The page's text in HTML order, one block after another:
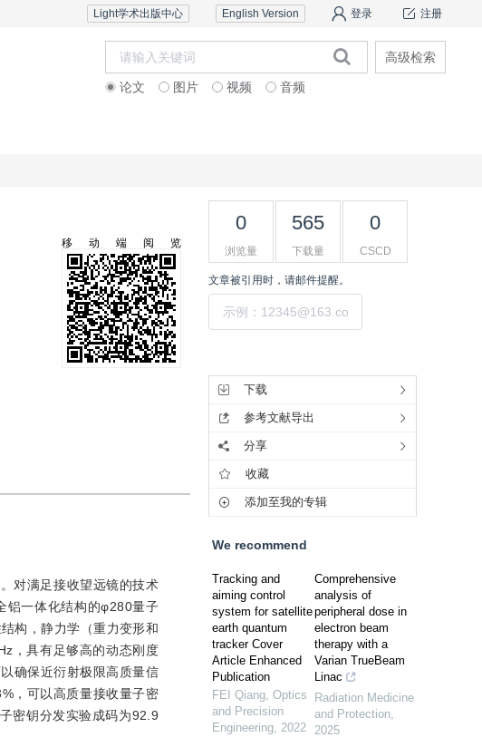
注册
登录
English Version
Light学术出版中心
论文 图片 视频 音频
高级检索
移动端阅览
对满足接收望远镜的技术
铝一体化结构的φ280量子
构，静力学（重力变形和
，具有足够高的动态刚度
确保近衍射极限高质量信
，可以高质量接收量子密
密钥分发实验成码为92.9
0
浏览量
565
下载量
0
CSCD
文章被引用时，请邮件提醒。
下载
参考文献导出
分享
收藏
添加至我的专辑
We recommend
Tracking and
aiming control
system for satellite
earth quantum
tracker Cover
Article Enhanced
Publication
FEI Qiang, Optics
and Precision
Engineering, 2022
Comprehensive
analysis of
peripheral dose in
electron beam
therapy with a
Varian TrueBeam
Linac
Radiation Medicine
and Protection,
2025